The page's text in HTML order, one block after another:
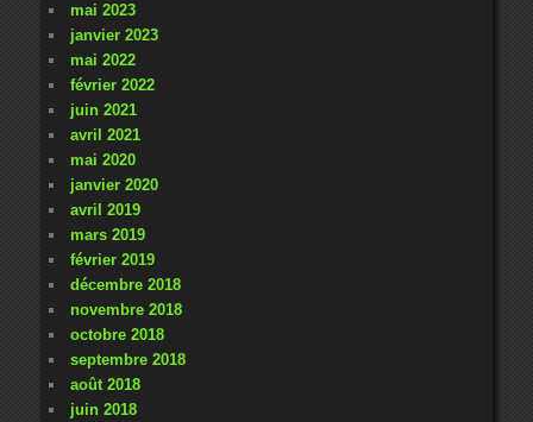
mai 2023
janvier 2023
mai 2022
février 2022
juin 2021
avril 2021
mai 2020
janvier 2020
avril 2019
mars 2019
février 2019
décembre 2018
novembre 2018
octobre 2018
septembre 2018
août 2018
juin 2018